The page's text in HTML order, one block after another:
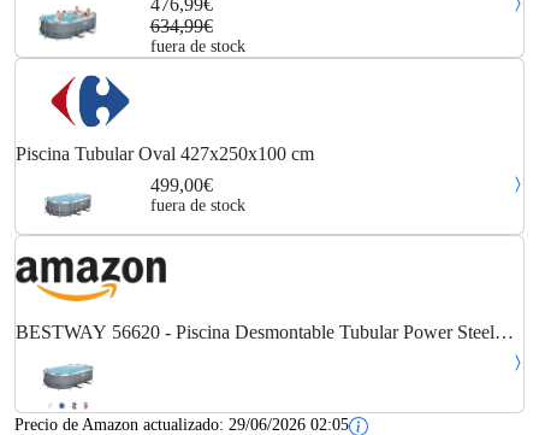
476,99€
634,99€
fuera de stock
Piscina Tubular Oval 427x250x100 cm
499,00€
fuera de stock
BESTWAY 56620 - Piscina Desmontable Tubular Power Steel
litros/hora, multicolor
Precio de Amazon actualizado: 29/06/2026 02:05